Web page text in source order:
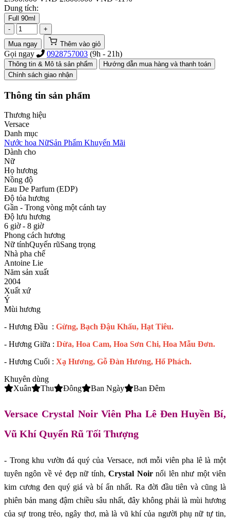
Dung tích:
Full 90ml
-
+
Mua ngay
Thêm vào giỏ
Gọi ngay 0928757003 (9h - 21h)
Thông tin & Mô tả sản phẩm
Hướng dẫn mua hàng và thanh toán
Chính sách giao nhận
Thông tin sản phẩm
Thương hiệu
Versace
Danh mục
Nước hoa NữSản Phẩm Khuyến Mãi
Dành cho
Nữ
Họ hương
Nồng độ
Eau De Parfum (EDP)
Độ tỏa hương
Gần - Trong vòng một cánh tay
Độ lưu hương
6 giờ - 8 giờ
Phong cách hương
Nữ tínhQuyến rũSang trọng
Nhà pha chế
Antoine Lie
Năm sản xuất
2004
Xuất xứ
Ý
Mùi hương
- Hương Đầu : Gừng, Bạch Đậu Khấu, Hạt Tiêu.
- Hương Giữa : Dừa, Hoa Cam, Hoa Sơn Chi, Hoa Mẫu Đơn.
- Hương Cuối : Xạ Hương, Gỗ Đàn Hương, Hổ Phách.
Khuyên dùng
Xuân
Thu Đông Ban Ngày Ban Đêm
Versace Crystal Noir Viên Pha Lê Đen Huyền Bí,
Vũ Khí Quyến Rũ Tối Thượng
- Trong khu vườn đá quý của Versace, nơi mỗi viên pha lê là một
tuyên ngôn về vẻ đẹp nữ tính,Crystal Noirnổi lên như một viên
kim cương đen quý giá và bí ẩn nhất. Ra đời đầu tiên và cũng là
phiên bản mang đậm chiều sâu nhất, đây không phải là mùi hương
của sự trong trẻo, ngây thơ, mà là vũ khí của người phụ nữ tự tin,